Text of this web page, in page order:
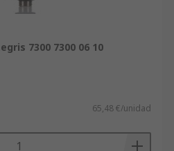
7300 7300 06 10
65,48 €/unidad